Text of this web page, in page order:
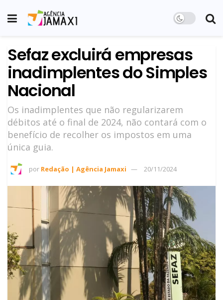
Sefaz excluirá empresas
inadimplentes do Simples
Nacional
Os inadimplentes que não regularizarem
débitos até o final de 2024, não contará com o
benefício de recolher os impostos em uma
única guia.
por Redação | Agência Jamaxi 20/11/2024